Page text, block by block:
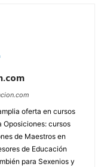
oferta en cursos
Oposiciones: cursos
de Maestros en
de Educación
para Sexenios y